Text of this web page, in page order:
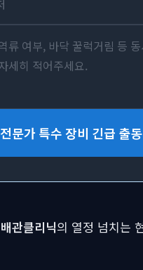
전문가 특수 장비 긴급 출
배관클리닉의 열정 넘치는